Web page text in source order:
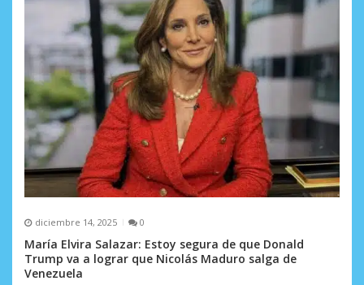
diciembre 14, 2025 0
María Elvira Salazar: Estoy segura de que Donald
Trump va a lograr que Nicolás Maduro salga de
Venezuela